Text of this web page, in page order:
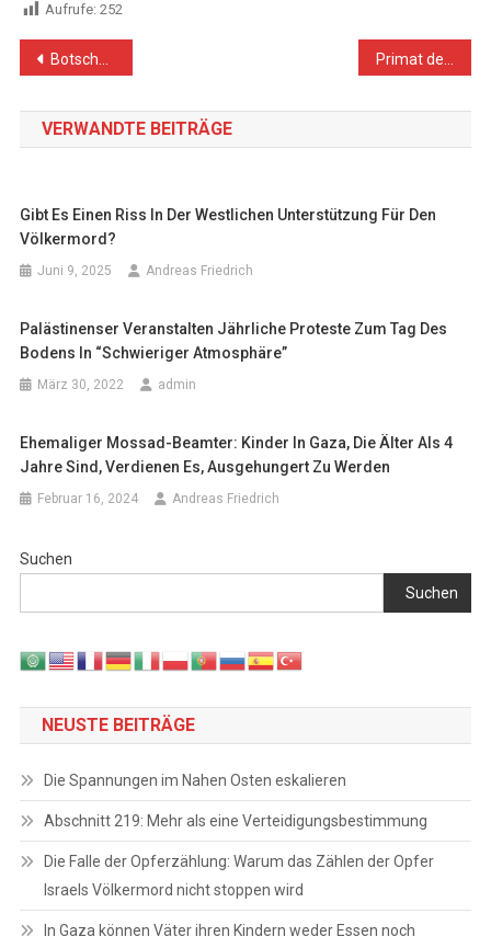
Aufrufe: 252
Beitragsnavigation
Botschafterin Palästinas: „Völkerrechtswidriges Handeln Israels darf nicht länger toleriert werden“ Primat der Politik durchsetzen und Europa als atomwaffenfreie Zone erklären
VERWANDTE BEITRÄGE
Gibt Es Einen Riss In Der Westlichen Unterstützung Für Den
Völkermord?
Juni 9, 2025 Andreas Friedrich
Palästinenser Veranstalten Jährliche Proteste Zum Tag Des
Bodens In “schwieriger Atmosphäre”
März 30, 2022 admin
Ehemaliger Mossad-Beamter: Kinder In Gaza, Die Älter Als 4
Jahre Sind, Verdienen Es, Ausgehungert Zu Werden
Februar 16, 2024 Andreas Friedrich
Suchen
Suchen
NEUSTE BEITRÄGE
Die Spannungen im Nahen Osten eskalieren
Abschnitt 219: Mehr als eine Verteidigungsbestimmung
Die Falle der Opferzählung: Warum das Zählen der Opfer
Israels Völkermord nicht stoppen wird
In Gaza können Väter ihren Kindern weder Essen noch